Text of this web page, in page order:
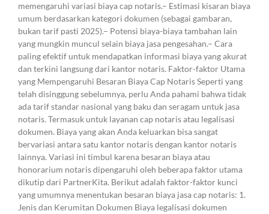
memengaruhi variasi biaya cap notaris.– Estimasi kisaran biaya
umum berdasarkan kategori dokumen (sebagai gambaran,
bukan tarif pasti 2025).– Potensi biaya-biaya tambahan lain
yang mungkin muncul selain biaya jasa pengesahan.– Cara
paling efektif untuk mendapatkan informasi biaya yang akurat
dan terkini langsung dari kantor notaris. Faktor-faktor Utama
yang Mempengaruhi Besaran Biaya Cap Notaris Seperti yang
telah disinggung sebelumnya, perlu Anda pahami bahwa tidak
ada tarif standar nasional yang baku dan seragam untuk jasa
notaris. Termasuk untuk layanan cap notaris atau legalisasi
dokumen. Biaya yang akan Anda keluarkan bisa sangat
bervariasi antara satu kantor notaris dengan kantor notaris
lainnya. Variasi ini timbul karena besaran biaya atau
honorarium notaris dipengaruhi oleh beberapa faktor utama
dikutip dari PartnerKita. Berikut adalah faktor-faktor kunci
yang umumnya menentukan besaran biaya jasa cap notaris: 1.
Jenis dan Kerumitan Dokumen Biaya legalisasi dokumen